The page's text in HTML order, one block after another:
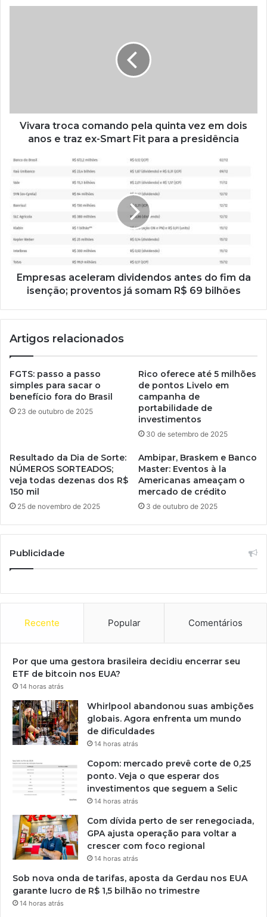
Vivara troca comando pela quinta vez em dois
anos e traz ex-Smart Fit para a presidência
Empresas aceleram dividendos antes do fim da
isenção; proventos já somam R$ 69 bilhões
Artigos relacionados
FGTS: passo a passo
simples para sacar o
benefício fora do Brasil
23 de outubro de 2025
Rico oferece até 5 milhões
de pontos Livelo em
campanha de
portabilidade de
investimentos
30 de setembro de 2025
Resultado da Dia de Sorte:
NÚMEROS SORTEADOS;
veja todas dezenas dos R$
150 mil
25 de novembro de 2025
Ambipar, Braskem e Banco
Master: Eventos à la
Americanas ameaçam o
mercado de crédito
3 de outubro de 2025
Publicidade
Recente Popular Comentários
Por que uma gestora brasileira decidiu encerrar seu
ETF de bitcoin nos EUA?
14 horas atrás
Whirlpool abandonou suas ambições
globais. Agora enfrenta um mundo
de dificuldades
14 horas atrás
Copom: mercado prevê corte de 0,25
ponto. Veja o que esperar dos
investimentos que seguem a Selic
14 horas atrás
Com dívida perto de ser renegociada,
GPA ajusta operação para voltar a
crescer com foco regional
14 horas atrás
Sob nova onda de tarifas, aposta da Gerdau nos EUA
garante lucro de R$ 1,5 bilhão no trimestre
14 horas atrás